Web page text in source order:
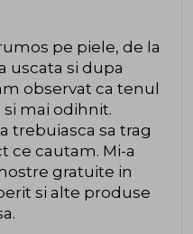
pe piele, de la
uscata si dupa
observat ca tenul
mai odihnit.
trebuiasca sa trag
ce cautam. Mi-a
gratuite in
si alte produse